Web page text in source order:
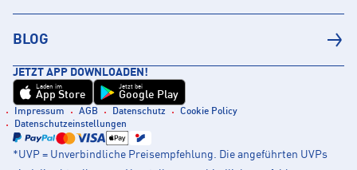
BLOG
JETZT APP DOWNLOADEN!
Laden im
App Store
Jetzt bei
Google Play
Impressum AGB Datenschutz
Cookie Policy
Datenschutzeinstellungen
*UVP = Unverbindliche Preisempfehlung. Die angeführten UVPs